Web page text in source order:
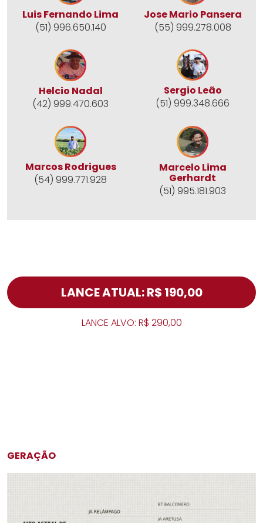
Luis Fernando Lima
(51) 996.650.140
Jose Mario Pansera
(55) 999.278.008
Helcio Nadal
(42) 999.470.603
Sergio Leão
(51) 999.348.666
Marcos Rodrigues
(54) 999.771.928
Marcelo Lima
Gerhardt
(51) 995.181.903
LANCE ATUAL: R$ 190,00
LANCE ALVO: R$ 290,00
GERAÇÃO